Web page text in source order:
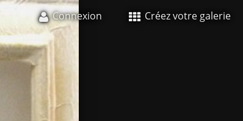
Connexion Créez votre galerie